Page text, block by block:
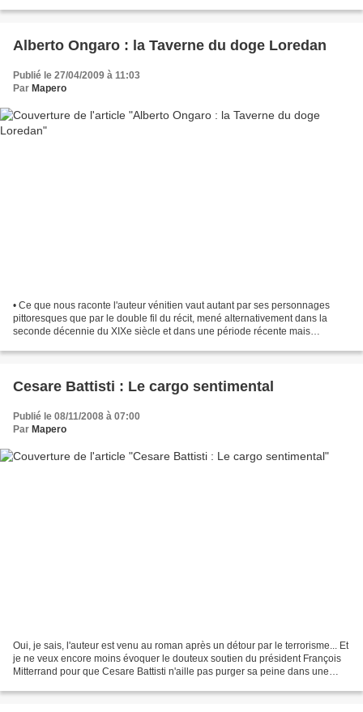
Alberto Ongaro : la Taverne du doge Loredan
Publié le 27/04/2009 à 11:03
Par Mapero
• Ce que nous raconte l'auteur vénitien vaut autant par ses personnages
pittoresques que par le double fil du récit, mené alternativement dans la
seconde décennie du XIXe siècle et dans une période récente mais
Cesare Battisti : Le cargo sentimental
Publié le 08/11/2008 à 07:00
Par Mapero
Oui, je sais, l'auteur est venu au roman après un détour par le terrorisme... Et
je ne veux encore moins évoquer le douteux soutien du président François
Mitterrand pour que Cesare Battisti n'aille pas purger sa peine dans une